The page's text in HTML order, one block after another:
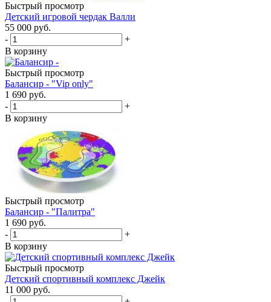
Быстрый просмотр
Детский игровой чердак Валли
55 000 руб.
-
+
В корзину
Быстрый просмотр
Балансир - "Vip only"
1 690 руб.
-
+
В корзину
Быстрый просмотр
Балансир - "Палитра"
1 690 руб.
-
+
В корзину
Быстрый просмотр
Детский спортивный комплекс Джейк
11 000 руб.